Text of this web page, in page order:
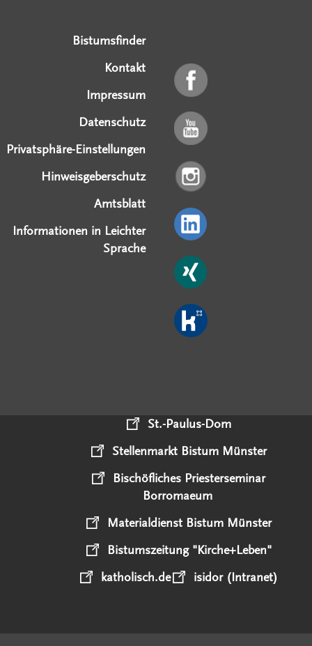
Bistumsfinder
Kontakt
Impressum
Datenschutz
Privatsphäre-Einstellungen
Hinweisgeberschutz
Amtsblatt
Informationen in Leichter
Sprache
St.-Paulus-Dom
Stellenmarkt Bistum Münster
Bischöfliches Priesterseminar
Borromaeum
Materialdienst Bistum Münster
Bistumszeitung "Kirche+Leben"
katholisch.de
isidor (Intranet)